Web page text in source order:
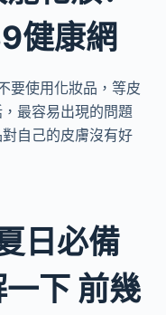
健康網
要使用化妝品，等皮
最容易出現的問題
自己的皮膚沒有好
日必備
下 前幾